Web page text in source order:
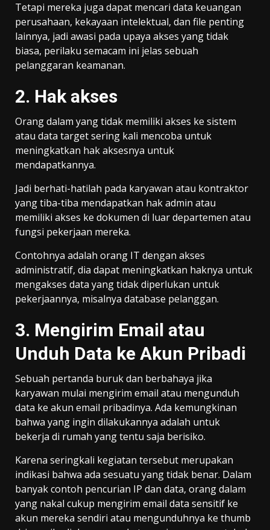
Tetapi mereka juga dapat mencari data keuangan
perusahaan, kekayaan intelektual, dan file penting
lainnya, jadi awasi pada upaya akses yang tidak
biasa, perilaku semacam ini jelas sebuah
pelanggaran keamanan.
2. Hak akses
Orang dalam yang tidak memiliki akses ke sistem
atau data target sering kali mencoba untuk
meningkatkan hak aksesnya untuk
mendapatkannya.
Jadi berhati-hatilah pada karyawan atau kontraktor
yang tiba-tiba mendapatkan hak admin atau
memiliki akses ke dokumen di luar departemen atau
fungsi pekerjaan mereka.
Contohnya adalah orang IT dengan akses
administratif, dia dapat meningkatkan haknya untuk
mengakses data yang tidak diperlukan untuk
pekerjaannya, misalnya database pelanggan.
3. Mengirim Email atau
Unduh Data ke Akun Pribadi
Sebuah pertanda buruk dan berbahaya jika
karyawan mulai mengirim email atau mengunduh
data ke akun email pribadinya. Ada kemungkinan
bahwa yang ingin dilakukannya adalah untuk
bekerja di rumah yang tentu saja berisiko.
Karena seringkali kegiatan tersebut merupakan
indikasi bahwa ada sesuatu yang tidak benar. Dalam
banyak contoh pencurian IP dan data, orang dalam
yang nakal cukup mengirim email data sensitif ke
akun mereka sendiri atau mengunduhnya ke thumb